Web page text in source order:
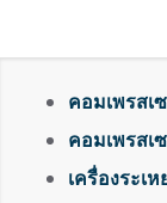
คอมเพรสเ
คอมเพรสเ
เครื่องระเ